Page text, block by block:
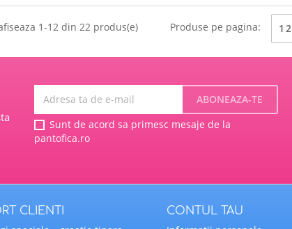
1-12 din 22 produs(e) Produse pe pagina: 12
Sunt de acord sa primesc mesaje de la
pantofica.ro
CLIENTI CONTUL TAU